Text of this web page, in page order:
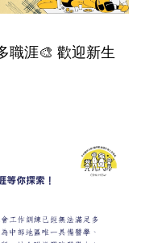
職涯🎨 歡迎新生